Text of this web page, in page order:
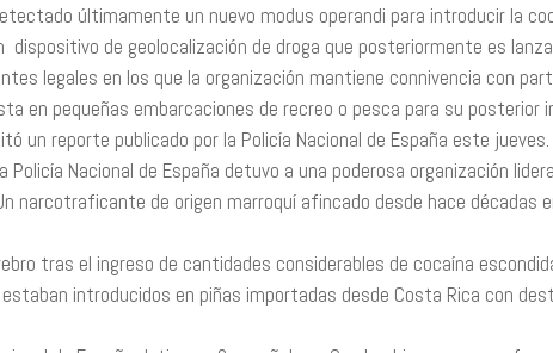
últimamente un nuevo modus operandi para introducir la
dispositivo de geolocalización de droga que posteriormente es
legales en los que la organización mantiene connivencia con
en pequeñas embarcaciones de recreo o pesca para su posterior
un reporte publicado por la Policía Nacional de España este jueves.
Nacional de España detuvo a una poderosa organización
Un narcotraficante de origen marroquí afincado desde hace décadas
tras el ingreso de cantidades considerables de cocaína
introducidos en piñas importadas desde Costa Rica con